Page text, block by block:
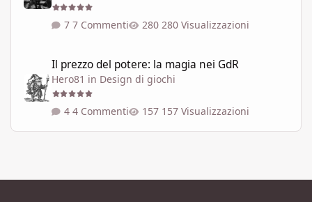
7 Commenti 280 Visualizzazioni
Il prezzo del potere: la magia nei GdR
Hero81 in Design di giochi
4 Commenti 157 Visualizzazioni